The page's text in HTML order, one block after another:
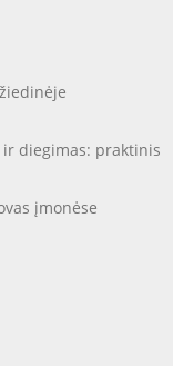
ir diegimas: praktinis
įmonėse